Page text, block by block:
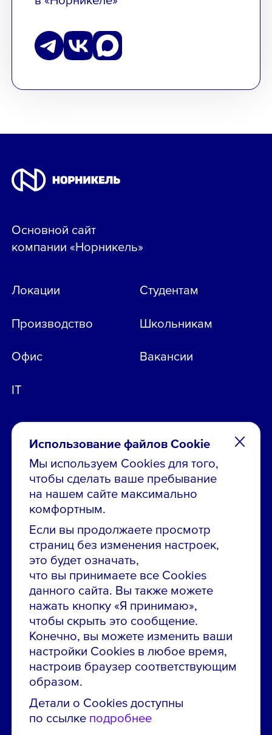
Использование файлов Cookie
Мы используем Cookies для того,
чтобы сделать ваше пребывание
на нашем сайте максимально
комфортным.
Если вы продолжаете просмотр
страниц без изменения настроек,
это будет означать,
что вы принимаете все Cookies
данного сайта. Вы также можете
нажать кнопку «Я принимаю»,
чтобы скрыть это сообщение.
Конечно, вы можете изменить ваши
настройки Cookies в любое время,
настроив браузер соответствующим
образом.
Детали о Cookies доступны
по ссылке подробнее
Остались вопросы по вакансиям?
Звони в контакт-центр:
8 800 700-19-43
Основной сайт
компании «Норникель»
Локации
Производство
Офис
IT
Студентам
Школьникам
Вакансии
Сообщить об ошибке на сайте
ПАО «ГМК «Норильский никель»
Использование материалов сайта
без согласования запрещено.
Российская Федерация, 123112, г. Москва, 1-й
Красногвардейский проезд., д. 15
Политика конфиденциальности
Политика использования файлов cookie
Пользовательское соглашение об использовании
сайта